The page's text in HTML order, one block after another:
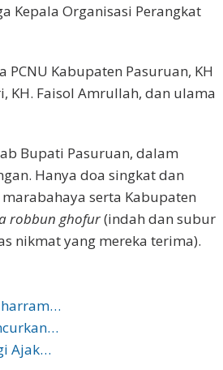
Kepala Organisasi Perangkat
Kabupaten Pasuruan, KH
KH. Faisol Amrullah, dan ulama
Bupati Pasuruan, dalam
Hanya doa singkat dan
serta Kabupaten
robbun ghofur(indah dan subur
nikmat yang mereka terima).
Ajak…